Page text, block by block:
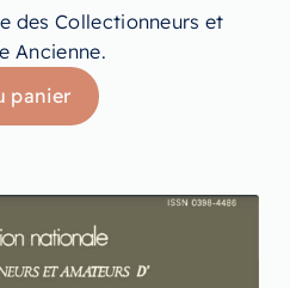
des Collectionneurs et
Ancienne.
panier